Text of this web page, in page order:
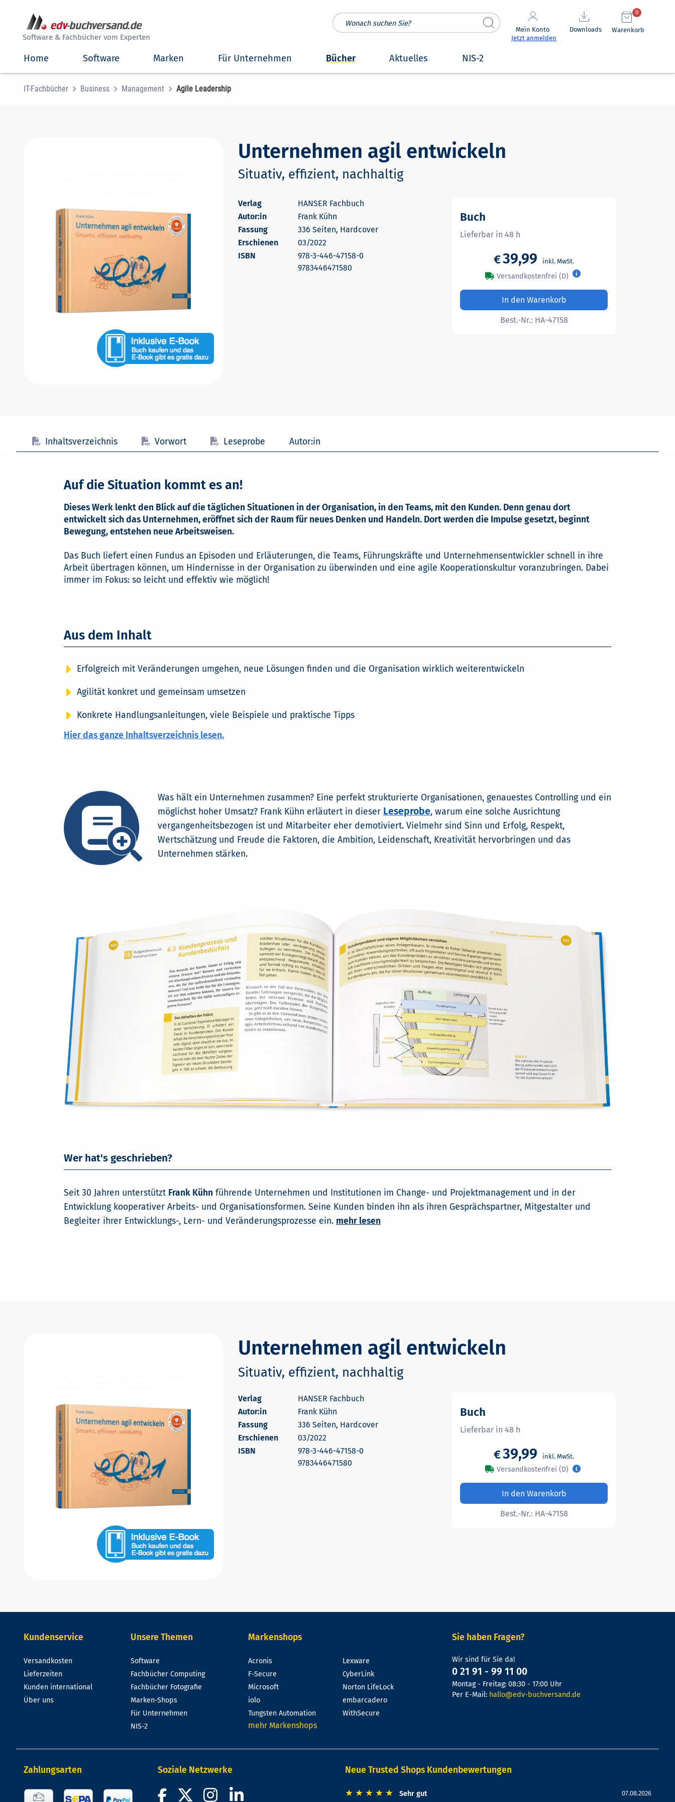
Software & Fachbücher vom Experten
Mein Konto
Jetzt anmelden
Downloads Warenkorb
0
Home Software Marken Für Unternehmen Bücher Aktuelles NIS-2
IT-Fachbücher Business Management Agile Leadership
Unternehmen agil entwickeln
Situativ, effizient, nachhaltig
HANSER Fachbuch
Autor:in
Frank Kühn
336 Seiten, Hardcover
Erschienen
03/2022
978-3-446-47158-0
9783446471580
Buch
Lieferbar in 48 h
€39,99
Versandkostenfrei (D)
In den Warenkorb
Best.-Nr.: HA-47158
Inhaltsverzeichnis Vorwort Leseprobe Autor:in
Auf die Situation kommt es an!
Dieses Werk lenkt den Blick auf die täglichen Situationen in der Organisation, in den Teams, mit den Kunden. Denn genau dort
entwickelt sich das Unternehmen, eröffnet sich der Raum für neues Denken und Handeln. Dort werden die Impulse gesetzt, beginnt
Bewegung, entstehen neue Arbeitsweisen.
Das Buch liefert einen Fundus an Episoden und Erläuterungen, die Teams, Führungskräfte und Unternehmensentwickler schnell in ihre
Arbeit übertragen können, um Hindernisse in der Organisation zu überwinden und eine agile Kooperationskultur voranzubringen. Dabei
immer im Fokus: so leicht und effektiv wie möglich!
Aus dem Inhalt
Erfolgreich mit Veränderungen umgehen, neue Lösungen finden und die Organisation wirklich weiterentwickeln
Agilität konkret und gemeinsam umsetzen
Konkrete Handlungsanleitungen, viele Beispiele und praktische Tipps
Hier das ganze Inhaltsverzeichnis lesen.
Was hält ein Unternehmen zusammen? Eine perfekt strukturierte Organisationen, genauestes Controlling und ein
möglichst hoher Umsatz? Frank Kühn erläutert in dieser Leseprobe, warum eine solche Ausrichtung
vergangenheitsbezogen ist und Mitarbeiter eher demotiviert. Vielmehr sind Sinn und Erfolg, Respekt,
Wertschätzung und Freude die Faktoren, die Ambition, Leidenschaft, Kreativität hervorbringen und das
Unternehmen stärken.
Wer hat's geschrieben?
Seit 30 Jahren unterstützt Frank Kühn führende Unternehmen und Institutionen im Change- und Projektmanagement und in der
Entwicklung kooperativer Arbeits- und Organisationsformen. Seine Kunden binden ihn als ihren Gesprächspartner, Mitgestalter und
Begleiter ihrer Entwicklungs-, Lern- und Veränderungsprozesse ein. mehr lesen
Unternehmen agil entwickeln
Situativ, effizient, nachhaltig
HANSER Fachbuch
Autor:in
Frank Kühn
336 Seiten, Hardcover
Erschienen
03/2022
978-3-446-47158-0
9783446471580
Buch
Lieferbar in 48 h
€39,99
Versandkostenfrei (D)
In den Warenkorb
Best.-Nr.: HA-47158
Kundenservice
Versandkosten
Lieferzeiten
Kunden international
Über uns
Unsere Themen
Software
Fachbücher Computing
Fachbücher Fotografie
Marken-Shops
Für Unternehmen
NIS-2
Markenshops
Acronis
F-Secure
Microsoft
iolo
Tungsten Automation
Lexware
CyberLink
Norton LifeLock
embarcadero
WithSecure
mehr Markenshops
Sie haben Fragen?
Wir sind für Sie da!
0 21 91 - 99 11 00
Montag - Freitag: 08:30 - 17:00 Uhr
Per E-Mail: hallo@edv-buchversand.de
Zahlungsarten Soziale Netzwerke Neue Trusted Shops Kundenbewertungen
★ ★ ★ ★ ★ Sehr gut 07.08.2026